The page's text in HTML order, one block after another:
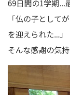
69日間の1学期...
「仏の子として
を迎えられた...」
そんな感謝の気